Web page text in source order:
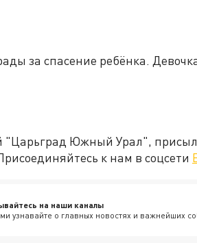
за спасение ребёнка.
"Царьград Южный Урал",
к нам в соцсети
на наши каналы
узнавайте о главных новостях и важнейших